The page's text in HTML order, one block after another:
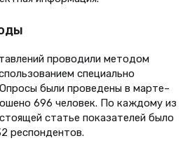
проводили методом
специально
были проведены в марте–
696 человек. По каждому из
статье показателей было
респондентов.